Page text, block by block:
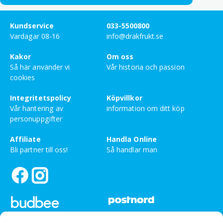
Maria Vera Vittery december 13, 2024
Vill man ha goda nudlar, samt jäkligt go buljong,
Rekommenderar starkt
Obada Al Khayat juni 26, 2024
Kundservice
Vardagar 08-16
033-5500800
info@drakfrukt.se
Kakor
Så här använder vi
cookies
Om oss
Vår historia och passion
Integritetspolicy
Vår hantering av
personuppgifter
Köpvillkor
information om ditt köp
Affiliate
Bli partner till oss!
Handla Online
Så handlar man